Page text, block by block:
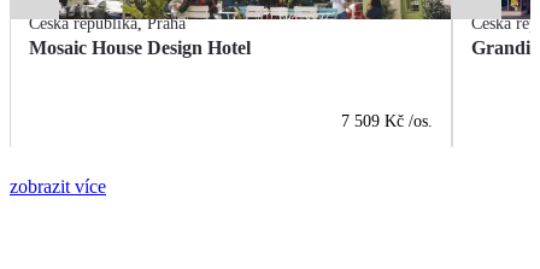
Česká republika,Praha
Mosaic House Design Hotel
7 509 Kč /os.
Česká
zobrazit více